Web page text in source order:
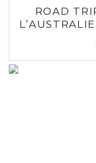
ROAD